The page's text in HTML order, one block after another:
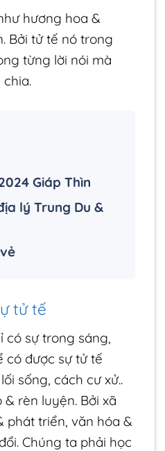
hương hoa &
Bởi tử tế nó trong
từng lời nói mà
Giáp Thìn
lý Trung Du &
tử tế
có sự trong sáng,
có được sự tử tế
sống, cách cư xử..
rèn luyện. Bởi xã
phát triển, văn hóa &
Chúng ta phải học